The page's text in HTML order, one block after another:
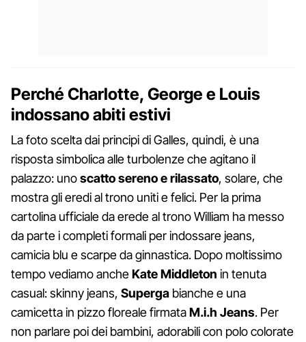
Perché Charlotte, George e Louis
indossano abiti estivi
La foto scelta dai principi di Galles, quindi, è una
risposta simbolica alle turbolenze che agitano il
palazzo: unoscatto sereno e rilassato, solare, che
mostra gli eredi al trono uniti e felici. Per la prima
cartolina ufficiale da erede al trono William ha messo
da parte i completi formali per indossare jeans,
camicia blu e scarpe da ginnastica. Dopo moltissimo
tempo vediamo ancheKate Middleton in tenuta
casual: skinny jeans, Superga bianche e una
camicetta in pizzo floreale firmataM.i.h Jeans. Per
non parlare poi dei bambini, adorabili con polo colorate